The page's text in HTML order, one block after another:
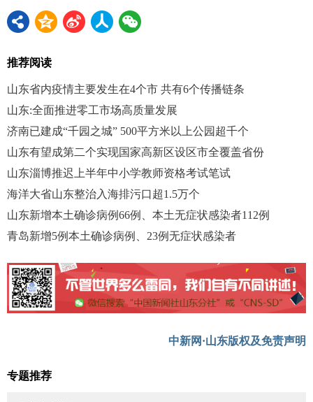
推荐阅读
山东省内疫情主要发生在4个市 共有6个传播链条
山东:全面推进零工市场高质量发展
济南已建成“千园之城” 500平方米以上公园超千个
山东有望成第二个实现国家高新区设区市全覆盖省份
山东淄博推迟上半年中小学教师资格考试笔试
海洋大省山东整治入海排污口超1.5万个
山东新增本土确诊病例66例、本土无症状感染者112例
青岛新增5例本土确诊病例、23例无症状感染者
中新网·山东版权及免责声明
专题推荐